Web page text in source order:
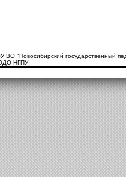
"Новосибирский государственный
НГПУ